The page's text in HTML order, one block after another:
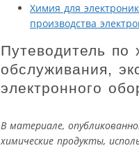
Химия для
производства
Путеводитель по
обслуживания,
электронного
В материале,
химические продукты,